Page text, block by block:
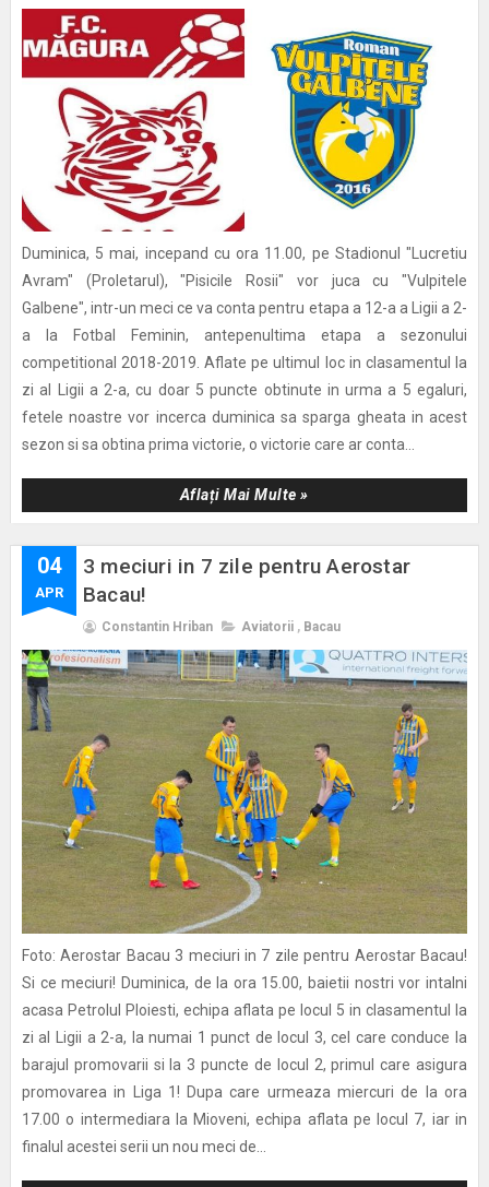
Duminica, 5 mai, incepand cu ora 11.00, pe Stadionul "Lucretiu
Avram" (Proletarul), "Pisicile Rosii" vor juca cu "Vulpitele
Galbene", intr-un meci ce va conta pentru etapa a 12-a a Ligii a 2-
a la Fotbal Feminin, antepenultima etapa a sezonului
competitional 2018-2019. Aflate pe ultimul loc in clasamentul la
zi al Ligii a 2-a, cu doar 5 puncte obtinute in urma a 5 egaluri,
fetele noastre vor incerca duminica sa sparga gheata in acest
sezon si sa obtina prima victorie, o victorie care ar conta...
Aflați Mai Multe »
04
APR
3 meciuri in 7 zile pentru Aerostar
Bacau!
Constantin Hriban Aviatorii , Bacau
Foto: Aerostar Bacau 3 meciuri in 7 zile pentru Aerostar Bacau!
Si ce meciuri! Duminica, de la ora 15.00, baietii nostri vor intalni
acasa Petrolul Ploiesti, echipa aflata pe locul 5 in clasamentul la
zi al Ligii a 2-a, la numai 1 punct de locul 3, cel care conduce la
barajul promovarii si la 3 puncte de locul 2, primul care asigura
promovarea in Liga 1! Dupa care urmeaza miercuri de la ora
17.00 o intermediara la Mioveni, echipa aflata pe locul 7, iar in
finalul acestei serii un nou meci de...